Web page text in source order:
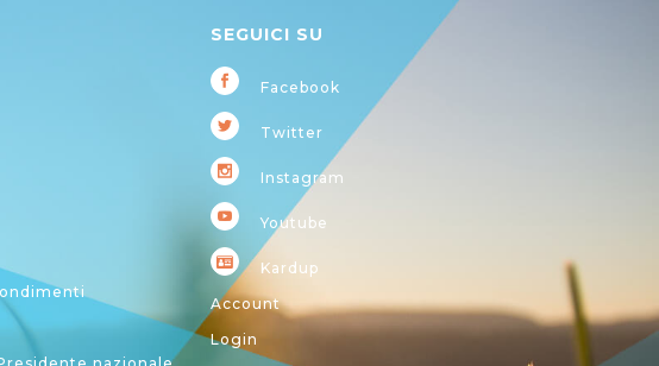
SEGUICI SU
Facebook
Twitter
Instagram
Youtube
Kardup
Account
Login